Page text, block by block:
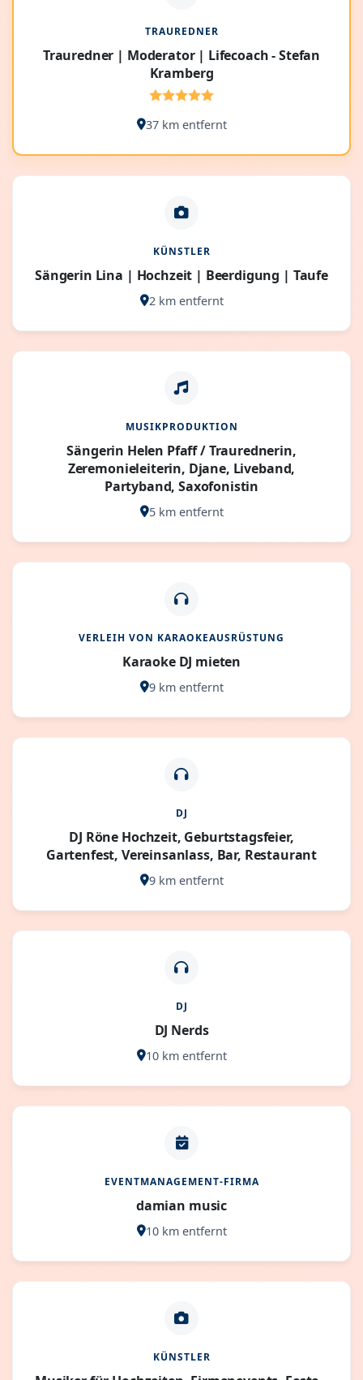
TRAUREDNER
Trauredner | Moderator | Lifecoach - Stefan
Kramberg
37 km entfernt
KÜNSTLER
Sängerin Lina | Hochzeit | Beerdigung | Taufe
2 km entfernt
MUSIKPRODUKTION
Sängerin Helen Pfaff / Traurednerin,
Zeremonieleiterin, Djane, Liveband,
Partyband, Saxofonistin
5 km entfernt
VERLEIH VON KARAOKEAUSRÜSTUNG
Karaoke DJ mieten
9 km entfernt
DJ
DJ Röne Hochzeit, Geburtstagsfeier,
Gartenfest, Vereinsanlass, Bar, Restaurant
9 km entfernt
DJ
DJ Nerds
10 km entfernt
EVENTMANAGEMENT-FIRMA
damian music
10 km entfernt
KÜNSTLER